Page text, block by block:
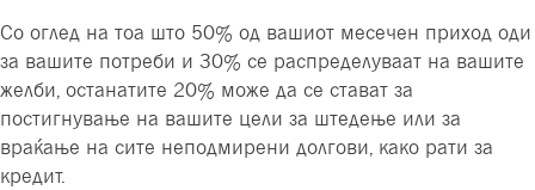
Со оглед на тоа што 50% од вашиот месечен приход оди
за вашите потреби и 30% се распределуваат на вашите
желби, останатите 20% може да се стават за
постигнување на вашите цели за штедење или за
враќање на сите неподмирени долгови, како рати за
кредит.